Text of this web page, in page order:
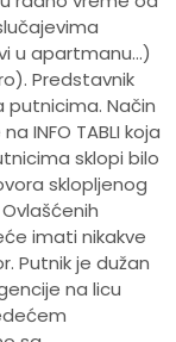
u apartmanu...)
Predstavnik
putnicima. Način
INFO TABLI koja
sklopi bilo
sklopljenog
imati nikakve
Putnik je dužan
na licu